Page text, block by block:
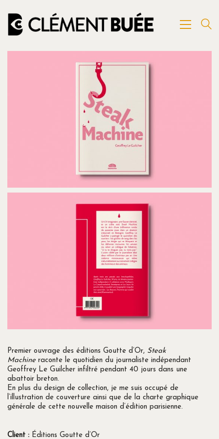
Premier ouvrage des éditions Goutte d’Or, Steak
Machineraconte le quotidien du journaliste indépendant
Geoffrey Le Guilcher infiltré pendant 40 jours dans une
abattoir breton.
En plus du design de collection, je me suis occupé de
l’illustration de couverture ainsi que de la charte graphique
générale de cette nouvelle maison d’édition parisienne.
Client : Éditions Goutte d’Or